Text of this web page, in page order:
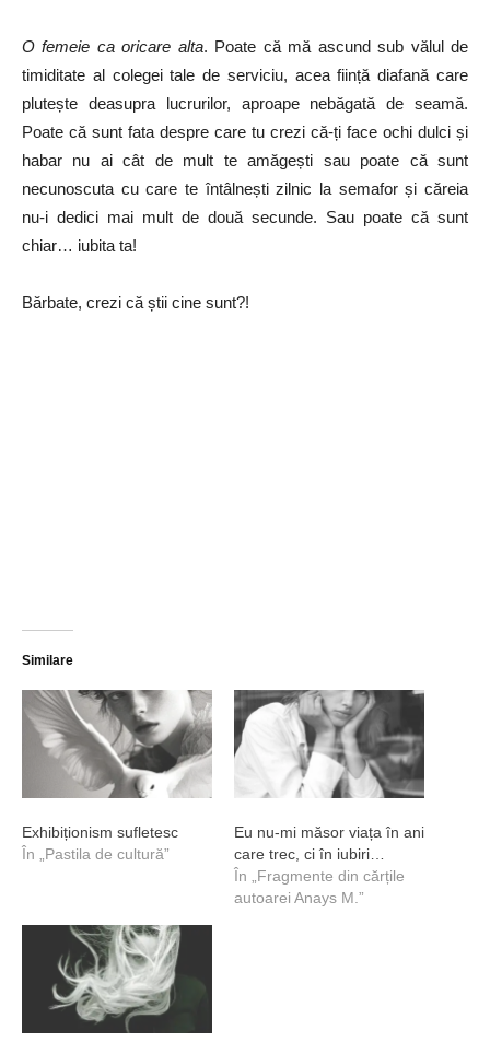
O femeie ca oricare alta. Poate că mă ascund sub vălul de
timiditate al colegei tale de serviciu, acea ființă diafană care
plutește deasupra lucrurilor, aproape nebăgată de seamă.
Poate că sunt fata despre care tu crezi că-ți face ochi dulci și
habar nu ai cât de mult te amăgești sau poate că sunt
necunoscuta cu care te întâlnești zilnic la semafor și căreia
nu-i dedici mai mult de două secunde. Sau poate că sunt
chiar… iubita ta!
Bărbate, crezi că știi cine sunt?!
Similare
Exhibiționism sufletesc
În „Pastila de cultură”
Eu nu-mi măsor viața în ani
care trec, ci în iubiri…
În „Fragmente din cărțile
autoarei Anays M.”